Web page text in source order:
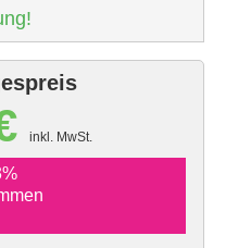
inkl. MwSt.